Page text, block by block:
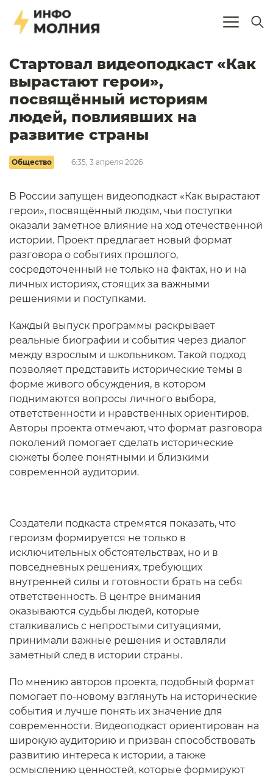
Cтартовал видеоподкаст «Как
вырастают герои»,
посвящённый историям
людей, повлиявших на
развитие страны
Общество 6:35, 3 апреля 2026
В России запущен видеоподкаст «Как вырастают
герои», посвящённый людям, чьи поступки
оказали заметное влияние на ход отечественной
истории. Проект предлагает новый формат
разговора о событиях прошлого,
сосредоточенный не только на фактах, но и на
личных историях, стоящих за важными
решениями и поступками.
Каждый выпуск программы раскрывает
реальные биографии и события через диалог
между взрослым и школьником. Такой подход
позволяет представить исторические темы в
форме живого обсуждения, в котором
поднимаются вопросы личного выбора,
ответственности и нравственных ориентиров.
Авторы проекта отмечают, что формат разговора
поколений помогает сделать исторические
сюжеты более понятными и близкими
современной аудитории.
Создатели подкаста стремятся показать, что
героизм формируется не только в
исключительных обстоятельствах, но и в
повседневных решениях, требующих
внутренней силы и готовности брать на себя
ответственность. В центре внимания
оказываются судьбы людей, которые
сталкивались с непростыми ситуациями,
принимали важные решения и оставляли
заметный след в истории страны.
По мнению авторов проекта, подобный формат
помогает по-новому взглянуть на исторические
события и лучше понять их значение для
современности. Видеоподкаст ориентирован на
широкую аудиторию и призван способствовать
развитию интереса к истории, а также
осмыслению ценностей, которые формируют